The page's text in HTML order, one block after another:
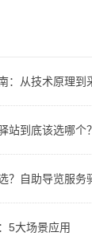
站到底该选哪个？
5大场景应用